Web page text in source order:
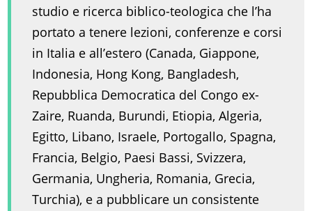
studio e ricerca biblico-teologica che l’ha
portato a tenere lezioni, conferenze e corsi
in Italia e all’estero (Canada, Giappone,
Indonesia, Hong Kong, Bangladesh,
Repubblica Democratica del Congo ex-
Zaire, Ruanda, Burundi, Etiopia, Algeria,
Egitto, Libano, Israele, Portogallo, Spagna,
Francia, Belgio, Paesi Bassi, Svizzera,
Germania, Ungheria, Romania, Grecia,
Turchia), e a pubblicare un consistente